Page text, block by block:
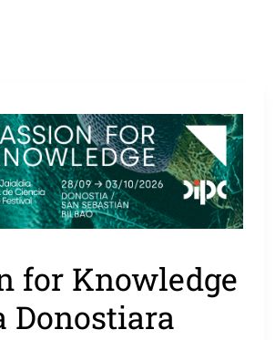
for Knowledge
Donostiara